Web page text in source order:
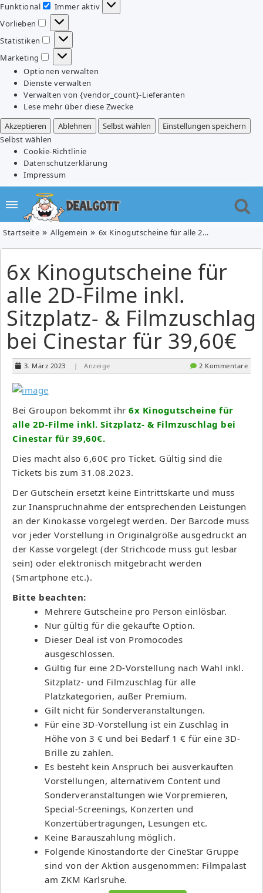
Funktional
Funktional
Immer aktiv
Vorlieben
Vorlieben
Statistiken
Statistiken
Marketing
Marketing
Optionen verwalten
Dienste verwalten
Verwalten von {vendor_count}-Lieferanten
Lese mehr über diese Zwecke
Akzeptieren
Ablehnen Selbst wählen
Einstellungen speichern
Selbst wählen
Cookie-Richtlinie
Datenschutzerklärung
Impressum
Startseite Allgemein 6x Kinogutscheine für alle 2D-Filme inkl. Sitzplatz- & Filmzuschlag bei Cinestar für 39,60€
6x Kinogutscheine für
alle 2D-Filme inkl.
Sitzplatz- & Filmzuschlag
bei Cinestar für 39,60€
3. März 2023 | Anzeige 2 Kommentare
Bei Groupon bekommt ihr 6x Kinogutscheine für
alle 2D-Filme inkl. Sitzplatz- & Filmzuschlag bei
Cinestar für 39,60€.
Dies macht also 6,60€ pro Ticket. Gültig sind die
Tickets bis zum 31.08.2023.
Der Gutschein ersetzt keine Eintrittskarte und muss
zur Inanspruchnahme der entsprechenden Leistungen
an der Kinokasse vorgelegt werden. Der Barcode muss
vor jeder Vorstellung in Originalgröße ausgedruckt an
der Kasse vorgelegt (der Strichcode muss gut lesbar
sein) oder elektronisch mitgebracht werden
(Smartphone etc.).
Bitte beachten:
Mehrere Gutscheine pro Person einlösbar.
Nur gültig für die gekaufte Option.
Dieser Deal ist von Promocodes
ausgeschlossen.
Gültig für eine 2D-Vorstellung nach Wahl inkl.
Sitzplatz- und Filmzuschlag für alle
Platzkategorien, außer Premium.
Gilt nicht für Sonderveranstaltungen.
Für eine 3D-Vorstellung ist ein Zuschlag in
Höhe von 3 € und bei Bedarf 1 € für eine 3D-
Brille zu zahlen.
Es besteht kein Anspruch bei ausverkauften
Vorstellungen, alternativem Content und
Sonderveranstaltungen wie Vorpremieren,
Special-Screenings, Konzerten und
Konzertübertragungen, Lesungen etc.
Keine Barauszahlung möglich.
Folgende Kinostandorte der CineStar Gruppe
sind von der Aktion ausgenommen: Filmpalast
am ZKM Karlsruhe.